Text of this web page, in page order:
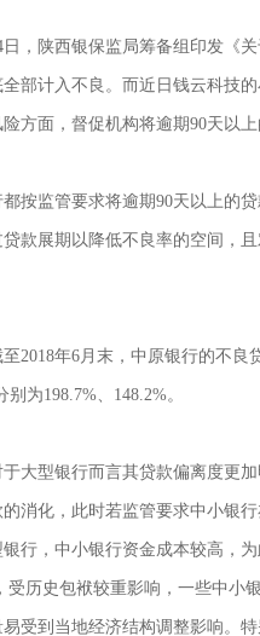
陕西银保监局筹备组印发《关
部计入不良。而近日钱云科技
方面，督促机构将逾期90天以上
监管要求将逾期90天以上的贷
款展期以降低不良率的空间，
年6月末，中原银行的不良
为198.7%、148.2%。
型银行而言其贷款偏离度更加
的消化，此时若监管要求中小银
行，中小银行资金成本较高，
受历史包袱较重影响，一些中小
受到当地经济结构调整影响。